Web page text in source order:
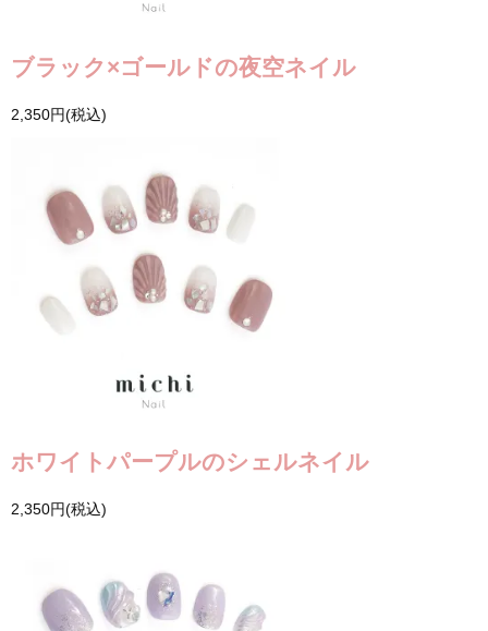
ブラック×ゴールドの夜空ネイル
2,350円(税込)
ホワイトパープルのシェルネイル
2,350円(税込)